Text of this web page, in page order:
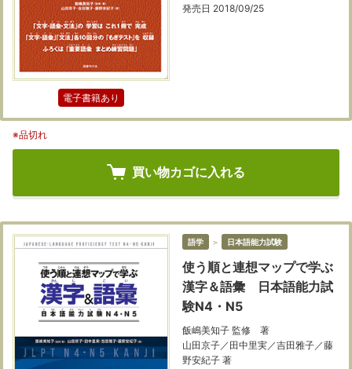
電子書籍あり
発売日 2018/09/25
※品切れ
買い物カゴに入れる
語学 ＞ 日本語能力試験
使う順と連想マップで学ぶ
漢字＆語彙 日本語能力試
験N4・N5
飯嶋美知子 監修 著
山田京子／田中里実／吉田雅子／藤
野安紀子 著